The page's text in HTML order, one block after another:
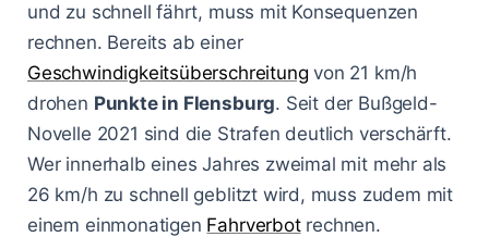
Rote Ampel überfahren
Fahrerflucht
Fahrverbot
Illegale Autorennen
Online-Anhörung
Punkte in Flensburg
§ 25 StVG
§ 28 StVG
§ 49 StVO
§ 315 StGB
§ 55 OWiG
ESO ES 8.0
PoliScan Speed
TraffiStar S350
Lasermessungen
Blog
Kampf gegen Raser
Verkehrsunfälle
Änderungen 2025
Blitzer
Aachen - Krefelder Str.
A3 - Solingen
Zum Bußgeldcheck
und zu schnell fährt, muss mit Konsequenzen
rechnen. Bereits ab einer
Geschwindigkeitsüberschreitung von 21 km/h
drohen Punkte in Flensburg. Seit der Bußgeld-
Novelle 2021 sind die Strafen deutlich verschärft.
Wer innerhalb eines Jahres zweimal mit mehr als
26 km/h zu schnell geblitzt wird, muss zudem mit
einem einmonatigen Fahrverbotrechnen.